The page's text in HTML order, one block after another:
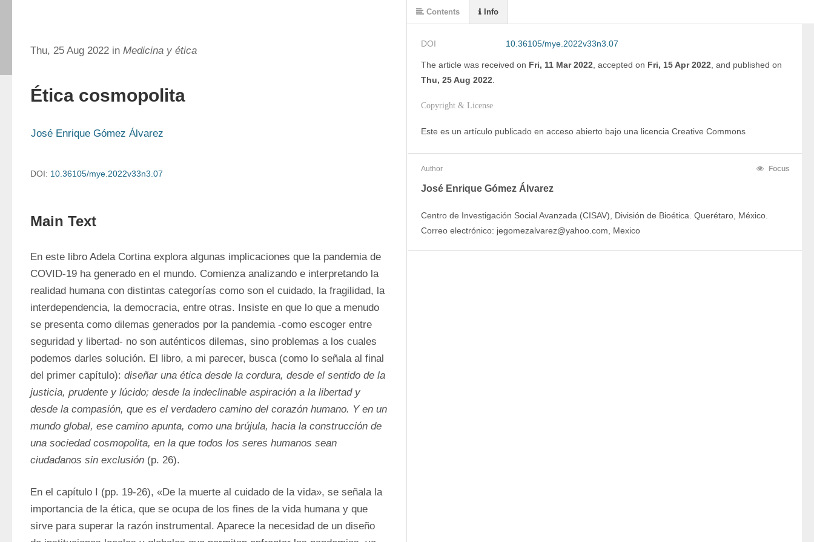
Thu, 25 Aug 2022 in Medicina y ética
Ética cosmopolita
José Enrique Gómez Álvarez
DOI: 10.36105/mye.2022v33n3.07
Main Text
En este libro Adela Cortina explora algunas implicaciones que la pandemia de
COVID-19 ha generado en el mundo. Comienza analizando e interpretando la
realidad humana con distintas categorías como son el cuidado, la fragilidad, la
interdependencia, la democracia, entre otras. Insiste en que lo que a menudo
se presenta como dilemas generados por la pandemia -como escoger entre
seguridad y libertad- no son auténticos dilemas, sino problemas a los cuales
podemos darles solución. El libro, a mi parecer, busca (como lo señala al final
del primer capítulo): diseñar una ética desde la cordura, desde el sentido de la
justicia, prudente y lúcido; desde la indeclinable aspiración a la libertad y
desde la compasión, que es el verdadero camino del corazón humano. Y en un
mundo global, ese camino apunta, como una brújula, hacia la construcción de
una sociedad cosmopolita, en la que todos los seres humanos sean
ciudadanos sin exclusión (p. 26).
En el capítulo I (pp. 19-26), «De la muerte al cuidado de la vida», se señala la
importancia de la ética, que se ocupa de los fines de la vida humana y que
sirve para superar la razón instrumental. Aparece la necesidad de un diseño
DOI 10.36105/mye.2022v33n3.07
The article was received on Fri, 11 Mar 2022 accepted on Fri, 15 Apr 2022 and published on
Thu, 25 Aug 2022
Copyright & License
Este es un artículo publicado en acceso abierto bajo una licencia Creative Commons
Author Focus
José Enrique Gómez Álvarez
Centro de Investigación Social Avanzada (CISAV), División de Bioética. Querétaro, México.
Correo electrónico: jegomezalvarez@yahoo.com, Mexico
Contents Info